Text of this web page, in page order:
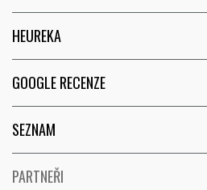
HEUREKA
GOOGLE RECENZE
SEZNAM
PARTNEŘI